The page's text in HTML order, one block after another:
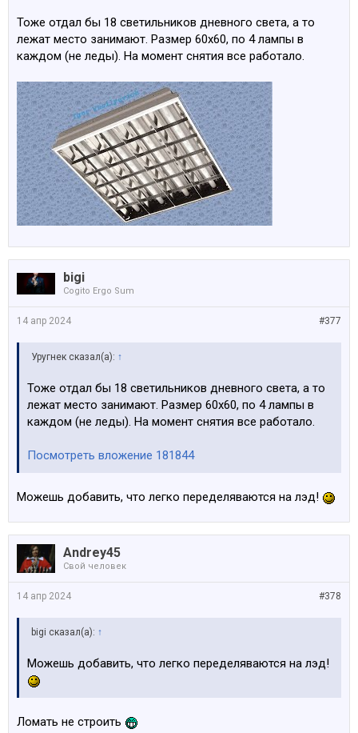
Тоже отдал бы 18 светильников дневного света, а то
лежат место занимают. Размер 60х60, по 4 лампы в
каждом (не леды). На момент снятия все работало.
bigi
Cogito Ergo Sum
#377
14 апр 2024
Уругнек сказал(а): ↑
Тоже отдал бы 18 светильников дневного света, а то
лежат место занимают. Размер 60х60, по 4 лампы в
каждом (не леды). На момент снятия все работало.
Посмотреть вложение 181844
Можешь добавить, что легко переделяваются на лэд!
Andrey45
Свой человек
#378
14 апр 2024
bigi сказал(а): ↑
Можешь добавить, что легко переделяваются на лэд!
Ломать не строить